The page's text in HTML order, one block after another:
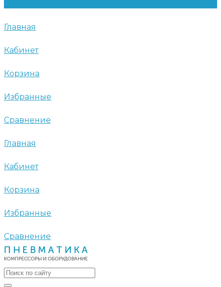
Главная
Кабинет
Корзина
Избранные
Сравнение
Главная
Кабинет
Корзина
Избранные
Сравнение